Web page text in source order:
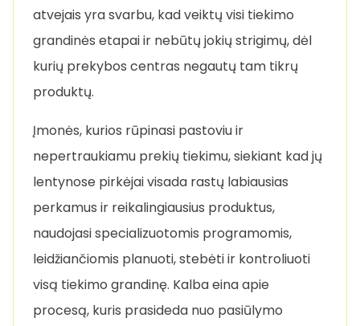
atvejais yra svarbu, kad veiktų visi tiekimo
grandinės etapai ir nebūtų jokių strigimų, dėl
kurių prekybos centras negautų tam tikrų
produktų.
Įmonės, kurios rūpinasi pastoviu ir
nepertraukiamu prekių tiekimu, siekiant kad jų
lentynose pirkėjai visada rastų labiausias
perkamus ir reikalingiausius produktus,
naudojasi specializuotomis programomis,
leidžiančiomis planuoti, stebėti ir kontroliuoti
visą tiekimo grandinę. Kalba eina apie
procesą, kuris prasideda nuo pasiūlymo